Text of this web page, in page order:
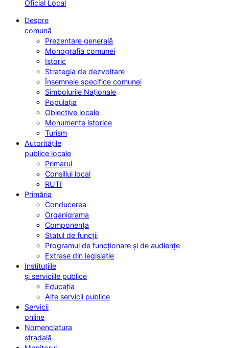
Oficial Local
Despre
comună
Prezentare generală
Monografia comunei
Istoric
Strategia de dezvoltare
Însemnele specifice comunei
Simbolurile Naționale
Populația
Obiective locale
Monumente istorice
Turism
Autoritățile
publice locale
Primarul
Consiliul local
RUTI
Primăria
Conducerea
Organigrama
Componența
Statul de funcții
Programul de funcționare și de audiențe
Extrase din legislație
Instituțiile
și serviciile publice
Educația
Alte servicii publice
Servicii
online
Nomenclatura
stradală